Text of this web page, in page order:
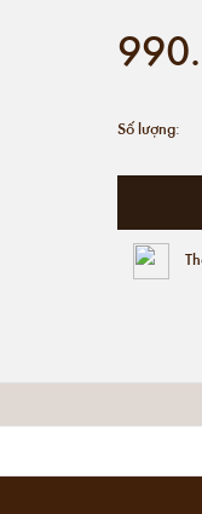
Số lượng: